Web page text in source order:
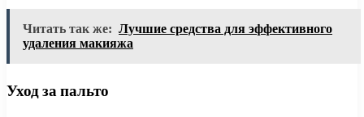
Читать так же: Лучшие средства для эффективного
удаления макияжа
Уход за пальто